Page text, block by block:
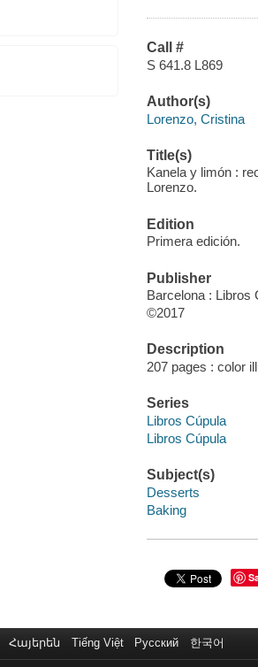
Call #
S 641.8 L869
Author(s)
Lorenzo, Cristina
Title(s)
Kanela y limón :
Lorenzo.
Edition
Primera edición.
Publisher
Barcelona : Libros
©2017
Description
207 pages : color
Series
Libros Cúpula
Libros Cúpula
Subject(s)
Desserts
Baking
Հայերեն Tiếng Việt Русский 한국어